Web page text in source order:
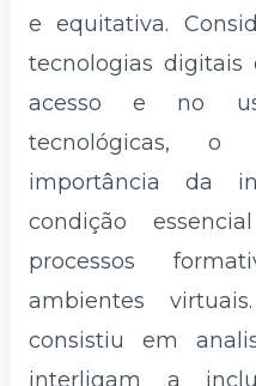
e equitativa.
tecnologias digitais
acesso e no
tecnológicas,
importância da
condição
processos
ambientes
consistiu em
interligam a